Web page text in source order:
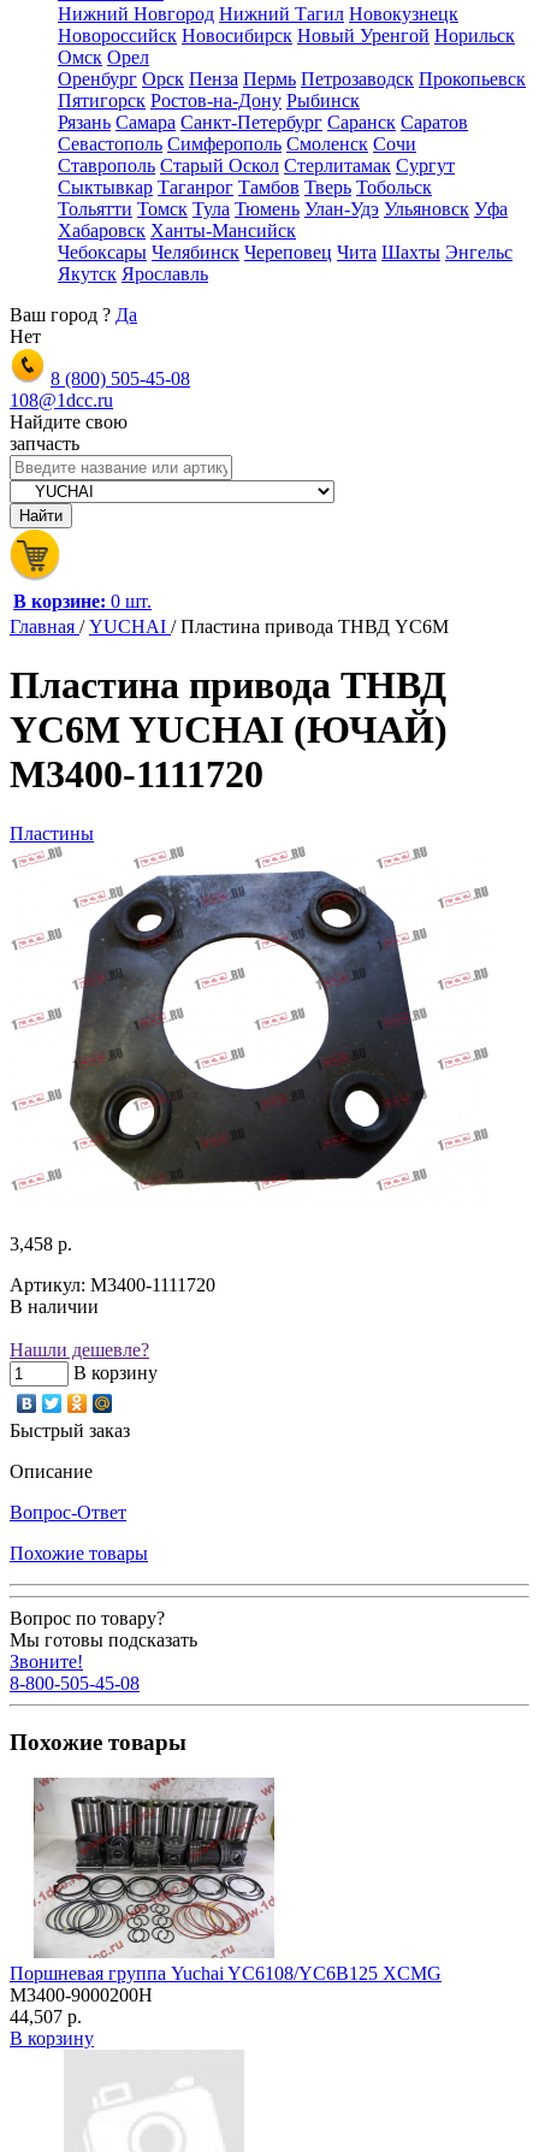
Нижний Новгород Нижний Тагил Новокузнецк
Новороссийск Новосибирск Новый Уренгой Норильск
Омск Орел
Оренбург Орск Пенза Пермь Петрозаводск Прокопьевск
Пятигорск Ростов-на-Дону Рыбинск
Рязань Самара Санкт-Петербург Саранск Саратов
Севастополь Симферополь Смоленск Сочи
Ставрополь Старый Оскол Стерлитамак Сургут
Сыктывкар Таганрог Тамбов Тверь Тобольск
Тольятти Томск Тула Тюмень Улан-Удэ Ульяновск Уфа
Хабаровск Ханты-Мансийск
Чебоксары Челябинск Череповец Чита Шахты Энгельс
Якутск Ярославль
Ваш город ? Да
Нет
8 (800) 505-45-08
108@1dcc.ru
Найдите свою
запчасть
В корзине: 0 шт.
Главная /YUCHAI /Пластина привода ТНВД YC6M
Пластина привода ТНВД
YC6M YUCHAI (ЮЧАЙ)
M3400-1111720
Пластины
3,458 р.
Артикул: M3400-1111720
В наличии
Нашли дешевле?
В корзину
Быстрый заказ
Описание
Вопрос-Ответ
Похожие товары
Вопрос по товару?
Мы готовы подсказать
Звоните!
8-800-505-45-08
Похожие товары
Поршневая группа Yuchai YC6108/YC6B125 XCMG
M3400-9000200H
44,507 р.
В корзину